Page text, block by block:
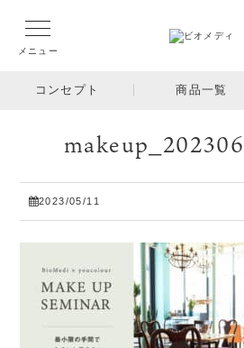
メニュー
コンセプト 商品一覧
2023/05/11